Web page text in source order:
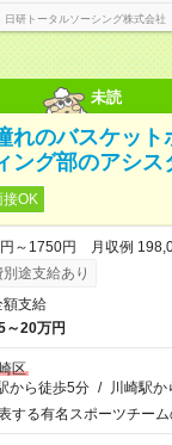
日研トータルソーシング株式会
未読
のバスケット
ング部のアシス
接OK
～1750円 月収例
途支給あり
額支給
～20万円
区
から徒歩5分 / 川崎駅
する有名スポーツチーム